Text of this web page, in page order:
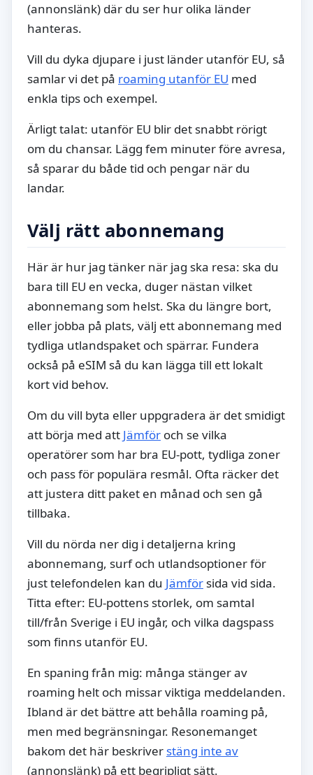
(annonslänk) där du ser hur olika länder
hanteras.
Vill du dyka djupare i just länder utanför EU, så
samlar vi det på roaming utanför EU med
enkla tips och exempel.
Ärligt talat: utanför EU blir det snabbt rörigt
om du chansar. Lägg fem minuter före avresa,
så sparar du både tid och pengar när du
landar.
Välj rätt abonnemang
Här är hur jag tänker när jag ska resa: ska du
bara till EU en vecka, duger nästan vilket
abonnemang som helst. Ska du längre bort,
eller jobba på plats, välj ett abonnemang med
tydliga utlandspaket och spärrar. Fundera
också på eSIM så du kan lägga till ett lokalt
kort vid behov.
Om du vill byta eller uppgradera är det smidigt
att börja med att Jämför och se vilka
operatörer som har bra EU-pott, tydliga zoner
och pass för populära resmål. Ofta räcker det
att justera ditt paket en månad och sen gå
tillbaka.
Vill du nörda ner dig i detaljerna kring
abonnemang, surf och utlandsoptioner för
just telefondelen kan du Jämför sida vid sida.
Titta efter: EU-pottens storlek, om samtal
till/från Sverige i EU ingår, och vilka dagspass
som finns utanför EU.
En spaning från mig: många stänger av
roaming helt och missar viktiga meddelanden.
Ibland är det bättre att behålla roaming på,
men med begränsningar. Resonemanget
bakom det här beskriver stäng inte av
(annonslänk) på ett begripligt sätt.